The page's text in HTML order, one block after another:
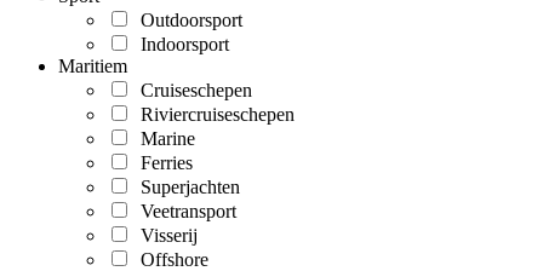
Outdoorsport
Indoorsport
Maritiem
Cruiseschepen
Riviercruiseschepen
Marine
Ferries
Superjachten
Veetransport
Visserij
Offshore